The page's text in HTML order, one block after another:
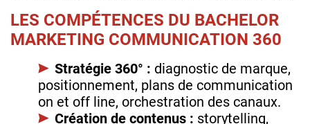
LES COMPÉTENCES DU BACHELOR
MARKETING COMMUNICATION 360
Stratégie 360° : diagnostic de marque,
positionnement, plans de communication
on et off line, orchestration des canaux.
Création de contenus : storytelling,